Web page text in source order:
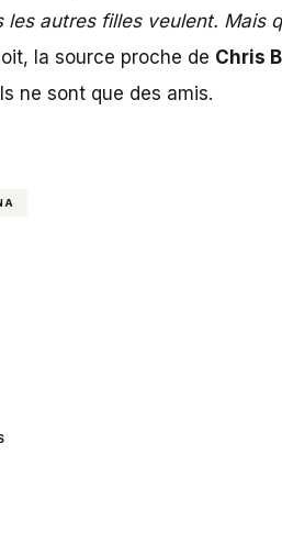
autres filles veulent. Mais
la source proche de Chris
ne sont que des amis.